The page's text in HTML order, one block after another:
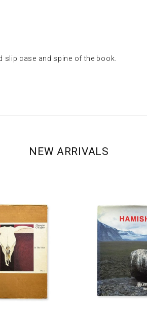
slip case and spine of the book.
NEW ARRIVALS